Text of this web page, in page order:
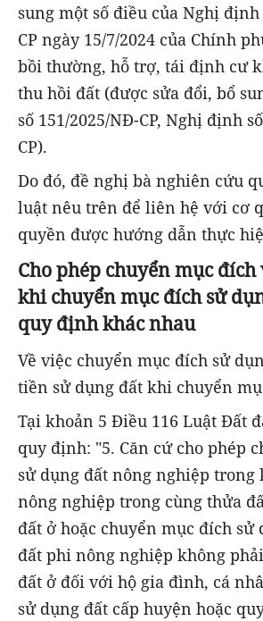
sung một số điều của Nghị định
CP ngày 15/7/2024 của Chính
bồi thường, hỗ trợ, tái định cư
thu hồi đất (được sửa đổi, bổ
số 151/2025/NĐ-CP, Nghị định
CP).
Do đó, đề nghị bà nghiên cứu
luật nêu trên để liên hệ với cơ
quyền được hướng dẫn thực
Cho phép chuyển mục
khi chuyển mục đích sử
quy định khác nhau
Về việc chuyển mục đích sử
tiền sử dụng đất khi chuyển
Tại khoản 5 Điều 116 Luật Đất
quy định: "5. Căn cứ cho phép
sử dụng đất nông nghiệp trong
nông nghiệp trong cùng thửa
đất ở hoặc chuyển mục đích sử
đất phi nông nghiệp không
đất ở đối với hộ gia đình, cá
sử dụng đất cấp huyện hoặc